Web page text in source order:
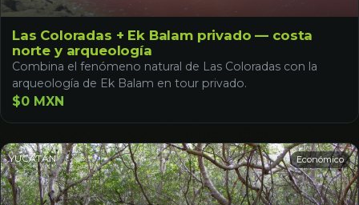
Las Coloradas + Ek Balam privado — costa
norte y arqueología
Combina el fenómeno natural de Las Coloradas con la
arqueología de Ek Balam en tour privado.
$0 MXN
YUCATÁN Económico